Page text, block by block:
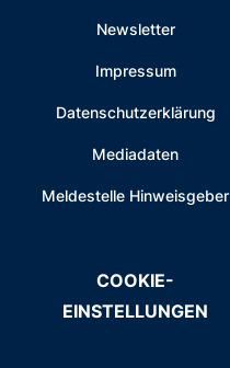
Newsletter
Impressum
Datenschutzerklärung
Mediadaten
Meldestelle Hinweisgeber
COOKIE-
EINSTELLUNGEN